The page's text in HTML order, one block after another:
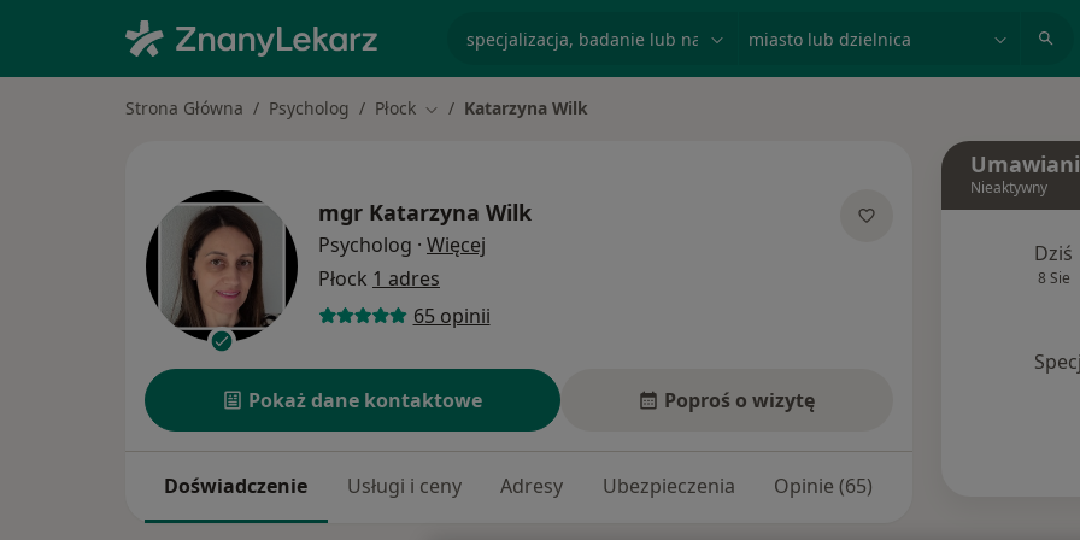
Strona Główna Psycholog Płock Zmień miasto
Katarzyna Wilk
mgr Katarzyna Wilk
Psycholog · Więcej
Płock 1 adres
65 opinii
Pokaż dane kontaktowe Poproś o wizytę
Doświadczenie Usługi i ceny Adresy Ubezpieczenia Opinie (65)
Nieaktywny
Dziś
8 Sie